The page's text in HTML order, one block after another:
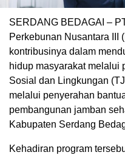
SERDANG BEDAGAI –
Perkebunan Nusantara III
kontribusinya dalam
hidup masyarakat melalui
Sosial dan Lingkungan
melalui penyerahan
pembangunan jamban
Kabupaten Serdang
Kehadiran program